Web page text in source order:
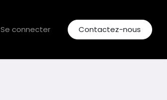
Se connecter Contactez-nous